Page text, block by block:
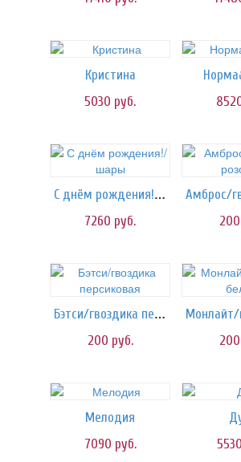
Кристина
5030 руб.
С днём рождения!/шары
7260 руб. 200
Бэтси/гвоздика персиковая
200 руб. 200
Мелодия
7090 руб.
5530